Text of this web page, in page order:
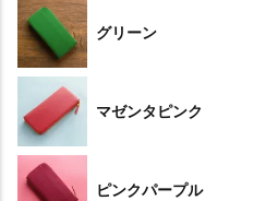
グリーン
マゼンタピンク
ピンクパープル